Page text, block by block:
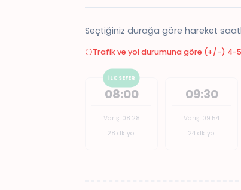
Seçtiğiniz durağa göre hareket
Trafik ve yol durumuna göre (+/-) 4-
İLK SEFER
08:00
Varış: 08:28
28 dk yol
09:30
Varış: 09:54
24 dk yol